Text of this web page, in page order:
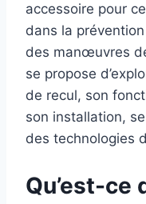
accessoire pour
dans la
des manœuvres
se propose
de recul, son
son installation,
des technologies
Qu’est-ce